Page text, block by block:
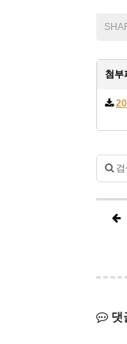
첨부
댓